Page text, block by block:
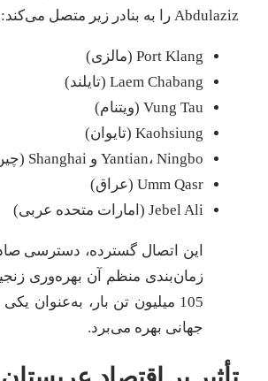
Abdulaziz را به بنادر زیر متصل می‌کند:
Port Klang (مالزی)
Laem Chabang (تایلند)
Vung Tau (ویتنام)
Kaohsiung (تایوان)
Yantian، Ningbo و Shanghai (چین)
Umm Qasr (عراق)
Jebel Ali (امارات متحده عربی)
این اتصال گسترده، دسترسی
105 میلیون تن بار،
جهانی بهره می‌برد.